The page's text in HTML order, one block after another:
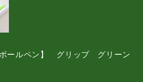
ボールペン】 グリップ グリーン